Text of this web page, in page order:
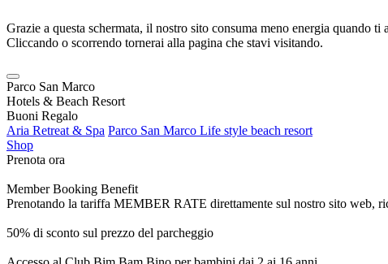
Grazie a questa schermata, il nostro sito consuma meno energia quando ti
Cliccando o scorrendo tornerai alla pagina che stavi visitando.
Parco San Marco
Hotels & Beach Resort
Buoni Regalo
Aria Retreat & Spa Parco San Marco Life style beach resort
Shop
Prenota ora
Member Booking Benefit
Prenotando la tariffa MEMBER RATE direttamente sul nostro sito web,
50% di sconto sul prezzo del parcheggio